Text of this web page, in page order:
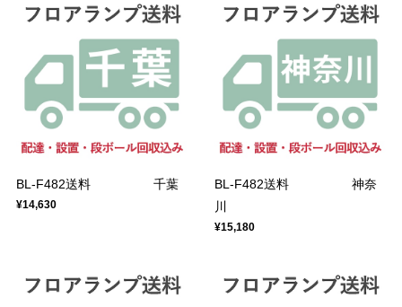
BL-F482送料 千葉
¥14,630
BL-F482送料 神奈
川
¥15,180